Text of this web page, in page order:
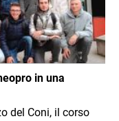
in una
del Coni, il corso